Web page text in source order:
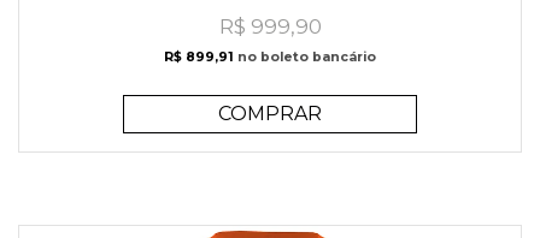
R$ 999,90
R$ 899,91 no boleto bancário
COMPRAR